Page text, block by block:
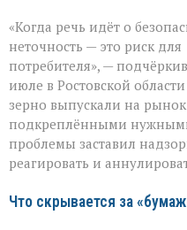
«Когда речь идёт о
неточность — это риск для
потребителя», —
июле в Ростовской
зерно выпускали на
подкреплёнными
проблемы заставил
реагировать и
Что скрывается за